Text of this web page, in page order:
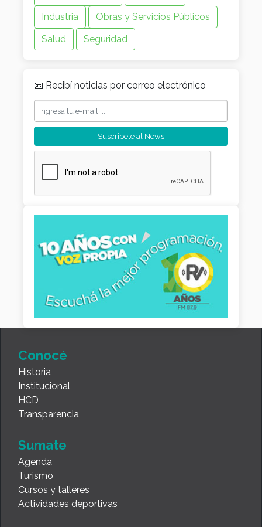
Industria
Obras y Servicios Públicos
Salud
Seguridad
📧 Recibí noticias por correo electrónico
Conocé
Historia
Institucional
HCD
Transparencia
Sumate
Agenda
Turismo
Cursos y talleres
Actividades deportivas